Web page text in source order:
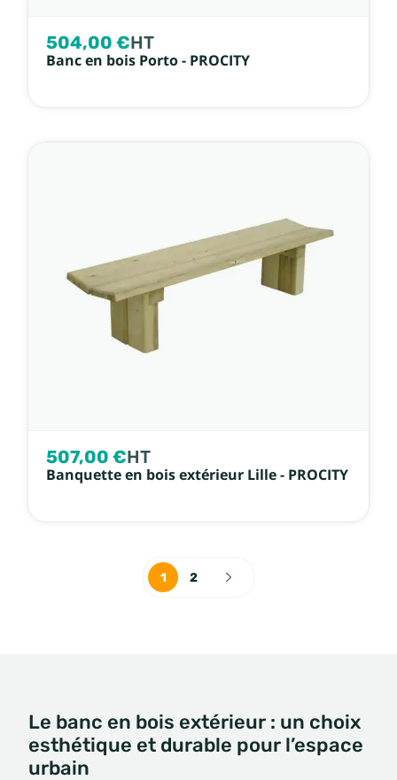
504,00 €HT
Banc en bois Porto - PROCITY
507,00 €HT
Banquette en bois extérieur Lille - PROCITY
1 2
Le banc en bois extérieur : un choix
esthétique et durable pour l’espace
urbain